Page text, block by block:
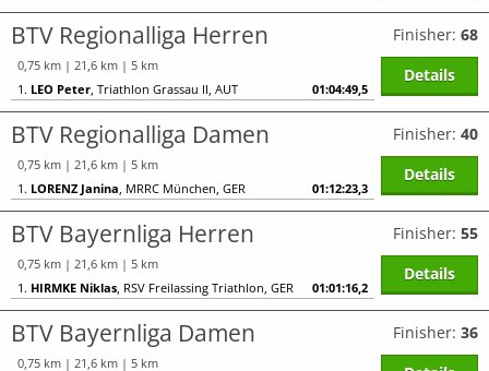
BTV Regionalliga Herren
0,75 km | 21,6 km | 5 km
1. LEO Peter, Triathlon Grassau II, AUT 01:04:49,5
Finisher: 68
Details
BTV Regionalliga Damen
0,75 km | 21,6 km | 5 km
1. LORENZ Janina, MRRC München, GER 01:12:23,3
Finisher: 40
Details
BTV Bayernliga Herren
0,75 km | 21,6 km | 5 km
1. HIRMKE Niklas, RSV Freilassing Triathlon, GER 01:01:16,2
Finisher: 55
Details
BTV Bayernliga Damen
0,75 km | 21,6 km | 5 km
Finisher: 36